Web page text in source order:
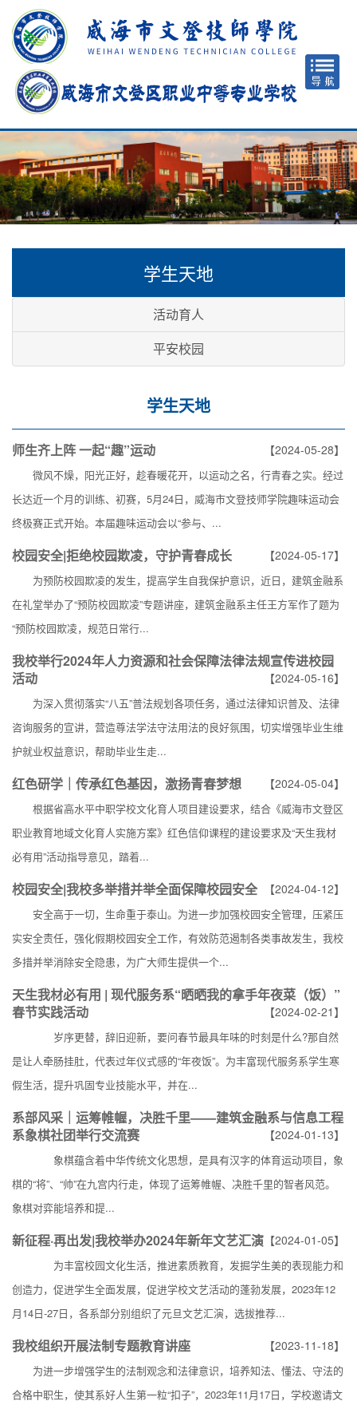
学生天地
活动育人
平安校园
学生天地
师生齐上阵 一起“趣”运动 【2024-05-28】
微风不燥，阳光正好，趁春暖花开，以运动之名，行青春之实。经过
长达近一个月的训练、初赛，5月24日，威海市文登技师学院趣味运动会
终极赛正式开始。本届趣味运动会以“参与、...
校园安全|拒绝校园欺凌，守护青春成长 【2024-05-17】
为预防校园欺凌的发生，提高学生自我保护意识，近日，建筑金融系
在礼堂举办了“预防校园欺凌”专题讲座，建筑金融系主任王方军作了题为
“预防校园欺凌，规范日常行...
我校举行2024年人力资源和社会保障法律法规宣传进校园
活动
【2024-05-16】
为深入贯彻落实“八五”普法规划各项任务，通过法律知识普及、法律
咨询服务的宣讲，营造尊法学法守法用法的良好氛围，切实增强毕业生维
护就业权益意识，帮助毕业生走...
红色研学｜传承红色基因，激扬青春梦想 【2024-05-04】
根据省高水平中职学校文化育人项目建设要求，结合《威海市文登区
职业教育地域文化育人实施方案》红色信仰课程的建设要求及“天生我材
必有用”活动指导意见，踏着...
校园安全|我校多举措并举全面保障校园安全 【2024-04-12】
安全高于一切，生命重于泰山。为进一步加强校园安全管理，压紧压
实安全责任，强化假期校园安全工作，有效防范遏制各类事故发生，我校
多措并举消除安全隐患，为广大师生提供一个...
天生我材必有用 | 现代服务系“晒晒我的拿手年夜菜（饭）”
春节实践活动
【2024-02-21】
岁序更替，辞旧迎新，要问春节最具年味的时刻是什么?那自然
是让人牵肠挂肚，代表过年仪式感的“年夜饭”。为丰富现代服务系学生寒
假生活，提升巩固专业技能水平，并在...
系部风采｜运筹帷幄，决胜千里——建筑金融系与信息工程
系象棋社团举行交流赛
【2024-01-13】
象棋蕴含着中华传统文化思想，是具有汉字的体育运动项目，象
棋的“将”、“帅”在九宫内行走，体现了运筹帷幄、决胜千里的智者风范。
象棋对弈能培养和提...
新征程·再出发|我校举办2024年新年文艺汇演 【2024-01-05】
为丰富校园文化生活，推进素质教育，发掘学生美的表现能力和
创造力，促进学生全面发展，促进学校文艺活动的蓬勃发展，2023年12
月14日-27日，各系部分别组织了元旦文艺汇演，选拔推荐...
我校组织开展法制专题教育讲座 【2023-11-18】
为进一步增强学生的法制观念和法律意识，培养知法、懂法、守法的
合格中职生，使其系好人生第一粒“扣子”，2023年11月17日，学校邀请文